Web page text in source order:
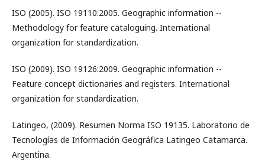
ISO (2005). ISO 19110:2005. Geographic information --
Methodology for feature cataloguing. International
organization for standardization.
ISO (2009). ISO 19126:2009. Geographic information --
Feature concept dictionaries and registers. International
organization for standardization.
Latingeo, (2009). Resumen Norma ISO 19135. Laboratorio de
Tecnologías de Información Geográfica Latingeo Catamarca.
Argentina.